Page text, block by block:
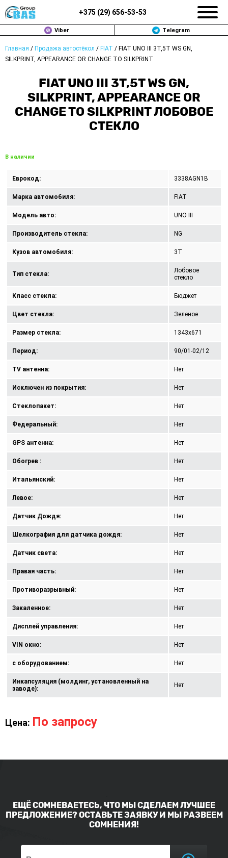
+375 (29) 656-53-53
Viber Telegram
Главная / Продажа автостёкол / FIAT / FIAT UNO III 3T,5T WS GN,
SILKPRINT, APPEARANCE OR CHANGE TO SILKPRINT
FIAT UNO III 3T,5T WS GN,
SILKPRINT, APPEARANCE OR
CHANGE TO SILKPRINT ЛОБОВОЕ
СТЕКЛО
В наличии
Еврокод: 3338AGN1B
Марка автомобиля: FIAT
Модель авто: UNO III
Производитель стекла: NG
Кузов автомобиля: 3T
Тип стекла:
Лобовое
стекло
Класс стекла: Бюджет
Цвет стекла: Зеленое
Размер стекла: 1343x671
Период: 90/01-02/12
TV антенна: Нет
Исключен из покрытия: Нет
Стеклопакет: Нет
Федеральный: Нет
GPS антенна: Нет
Обогрев : Нет
Итальянский: Нет
Левое: Нет
Датчик Дождя: Нет
Шелкография для датчика дождя: Нет
Датчик света: Нет
Правая часть: Нет
Противоразрывный: Нет
Закаленное: Нет
Дисплей управления: Нет
VIN окно: Нет
с оборудованием: Нет
Инкапсуляция (молдинг, установленный на
заводе):
Нет
Цена: По запросу
ЕЩЁ СОМНЕВАЕТЕСЬ, ЧТО МЫ СДЕЛАЕМ ЛУЧШЕЕ
ПРЕДЛОЖЕНИЕ? ОСТАВЬТЕ ЗАЯВКУ И МЫ РАЗВЕЕМ
СОМНЕНИЯ!
ЗАМЕНА АВТОСТЕКОЛ В МИНСКЕ
ПРОДАЖА АВТОСТЁКОЛ
РЕМОНТ
ПОЛИТИКА КОНФИДЕНЦИАЛЬНОСТИ